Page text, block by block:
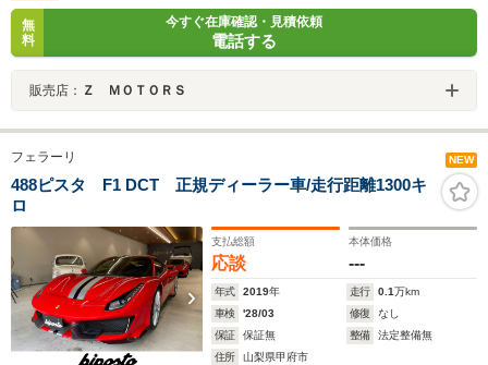
無
料
今すぐ在庫確認・見積依頼
電話する
販売店： Ｚ ＭＯＴＯＲＳ
フェラーリ NEW
488ピスタ F1 DCT 正規ディーラー車/走行距離1300キ
ロ
支払総額
応談
本体価格
---
年式 2019年 走行 0.1万km
車検
'28/03 修復
なし
保証
保証無 整備
法定整備無
住所
山梨県甲府市